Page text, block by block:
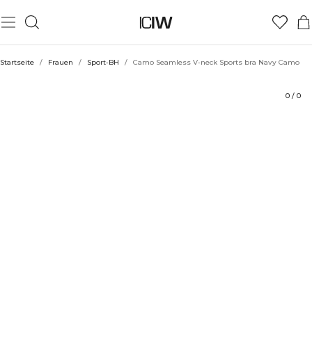
Startseite / Frauen / Sport-BH / Camo Seamless V-neck Sports bra Navy Camo
0 / 0